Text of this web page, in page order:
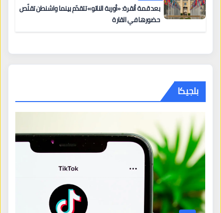
بعد قمة أنقرة: «أوربة الناتو» تتقدّم بينما واشنطن تقلّص
حضورها في القارة
بلجيكا